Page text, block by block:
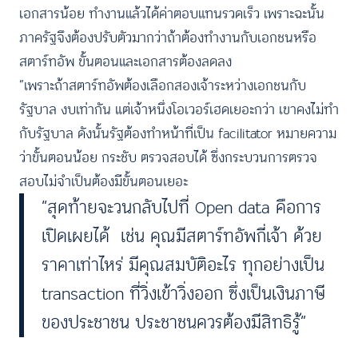
เอกสารน้อย ทำงานแล้วได้ค่าตอบแทนรวดเร็ว เพราะฉะนั้น
ภาครัฐจึงต้องปรับตัวมากว่าถ้าต้องทำงานกับเอกชนหรือ
สตาร์ทอัพ ขั้นตอนและเอกสารต้องลดลง
“เพราะถ้าสตาร์ทอัพต้องเลือกสองเจ้าระหว่างเอกชนกับ
รัฐบาล งบเท่ากัน แต่เจ้าหนึ่งโอเวอร์เฮดเยอะกว่า เขาคงไม่ทำ
กับรัฐบาล ดังนั้นรัฐต้องทำหน้าที่เป็น facilitator หมายความ
ว่าขั้นตอนน้อย กระชับ ตรวจสอบได้ ซึ่งกระบวนการตรวจ
สอบไม่จำเป็นต้องมีขั้นตอนเยอะ
“สุดท้ายจะวนกลับไปที่ Open data คือการ
เปิดเผยได้ เช่น คุณมีสตาร์ทอัพกี่เจ้า ด้วย
ราคาเท่าไหร่ มีคุณสมบัติอะไร ทุกอย่างเป็น
transaction ที่วิ่งเข้าวิ่งออก ซึ่งเป็นเงินภาษี
ของประชาชน ประชาชนควรต้องมีสิทธิรู้”